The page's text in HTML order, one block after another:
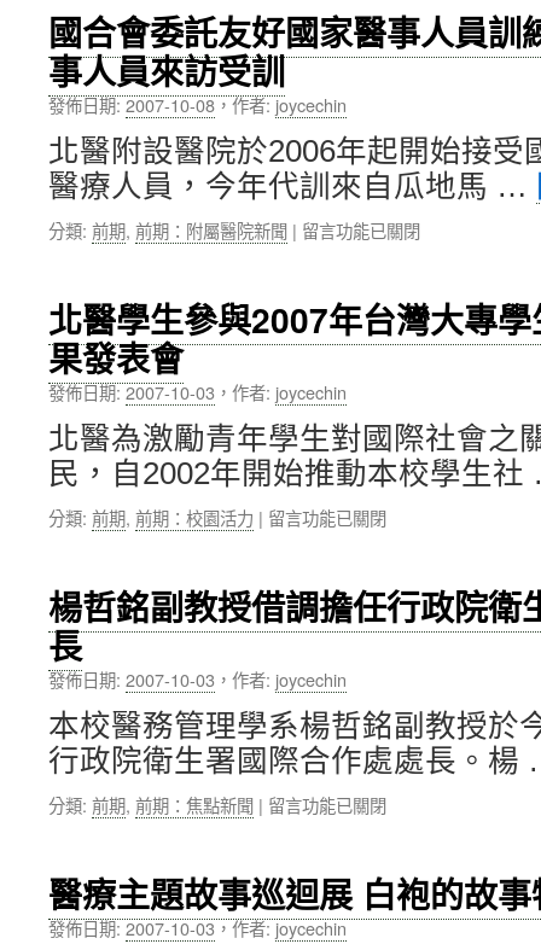
「敬
師
迎
新
音
樂
會」〉
中
國合會委託友好國家醫事人員訓
事人員來訪受訓
發佈日期:2007-10-08，作者: joycechin
北醫附設醫院於2006年起開始接受
醫療人員，今年代訓來自瓜地馬 …
分類: 前期, 前期：附屬醫院新聞 | 在
委
託
好
國
家
醫
事
人
練
計
畫
地
馬
拉
醫
人
訪
受
訓〉
留言功能已關閉
北醫學生參與2007年台灣大專
果發表會
發佈日期:2007-10-03 ， 作者: joycechin
北醫為激勵青年學生對國際社會之
民，自2002年開始推動本校學生
分類: 前期, 前期：校園活力 | 在
學
生
參
2007
年
台
灣
大
專
國
際
志
留言功能已關閉
楊哲銘副教授借調擔任行政院衛
長
發佈日期: 2007-10-03 ， 作者: joycechin
本校醫務管理學系楊哲銘副教授於
行政院衛生署國際合作處處長。
分類: 前期, 前期：焦點新聞 | 在
銘
副
教
留言功能已關閉
醫療主題故事巡迴展 白袍的故
發佈日期:2007-10-03，作者: joycechin